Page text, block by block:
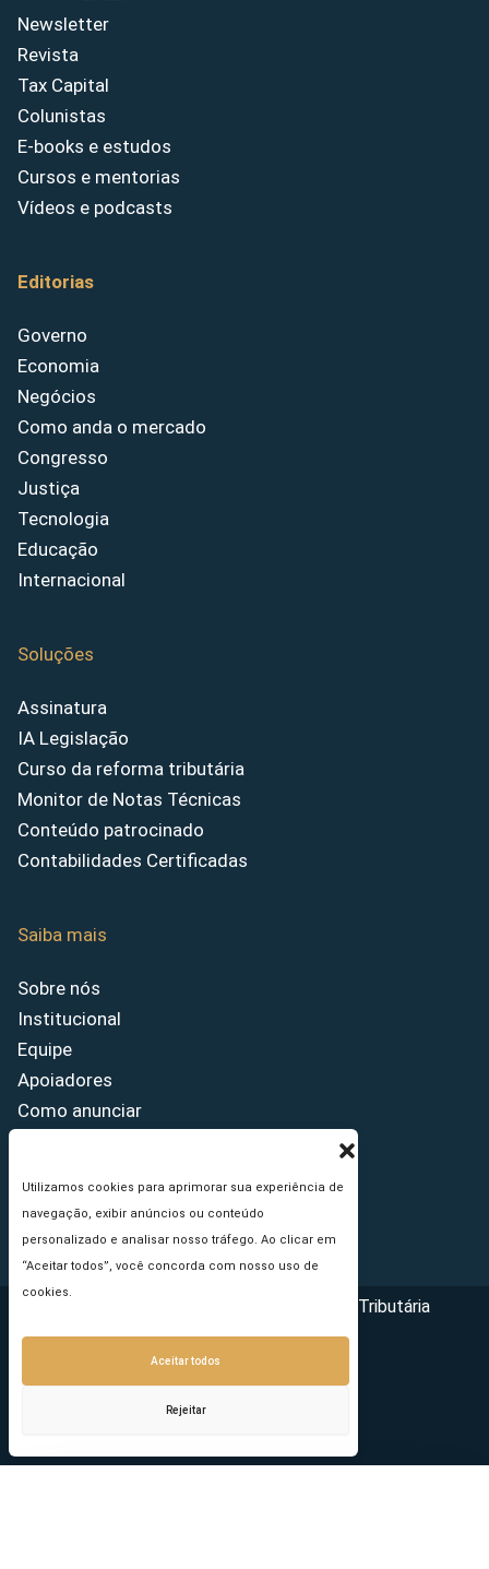
Utilizamos cookies para aprimorar sua experiência de
navegação, exibir anúncios ou conteúdo
personalizado e analisar nosso tráfego. Ao clicar em
“Aceitar todos”, você concorda com nosso uso de
cookies.
Aceitar todos
Rejeitar
Newsletter
Revista
Tax Capital
Colunistas
E-books e estudos
Cursos e mentorias
Vídeos e podcasts
Editorias
Governo
Economia
Negócios
Como anda o mercado
Congresso
Justiça
Tecnologia
Educação
Internacional
Soluções
Assinatura
IA Legislação
Curso da reforma tributária
Monitor de Notas Técnicas
Conteúdo patrocinado
Contabilidades Certificadas
Saiba mais
Sobre nós
Institucional
Equipe
Apoiadores
Como anunciar
Princípios Editoriais
Copyright © 2026 - Portal da Reforma Tributária